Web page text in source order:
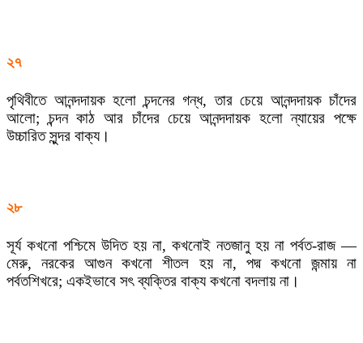
২৭
পৃথিবীতে আনন্দদায়ক হলো চন্দনের গন্ধ, তার চেয়ে আনন্দদায়ক চাঁদের
আলো; চন্দন কাঠ আর চাঁদের চেয়ে আনন্দদায়ক হলো ন্যায়ের পক্ষে
উচ্চারিত সুন্দর বাক্য।
২৮
সূর্য কখনো পশ্চিমে উদিত হয় না, কখনোই নতজানু হয় না পর্বত-রাজ —
মেরু, নরকের আগুন কখনো শীতল হয় না, পদ্ম কখনো জন্মায় না
পর্বতশিখরে; একইভাবে সৎ ব্যক্তির বাক্য কখনো বদলায় না।